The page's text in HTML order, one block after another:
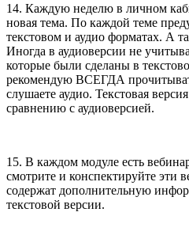
14. Каждую неделю в личном
новая тема. По каждой теме
текстовом и аудио форматах. А
Иногда в аудиоверсии не
которые были сделаны в
рекомендую ВСЕГДА
слушаете аудио. Текстовая
сравнению с аудиоверсией.
15. В каждом модуле есть
смотрите и конспектируйте эти
содержат дополнительную
текстовой версии.